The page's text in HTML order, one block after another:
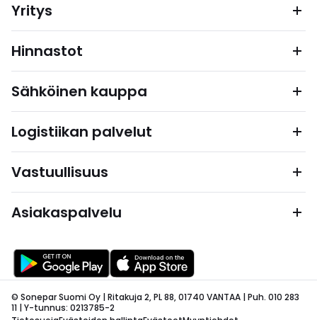
Yritys
Hinnastot
Sähköinen kauppa
Logistiikan palvelut
Vastuullisuus
Asiakaspalvelu
© Sonepar Suomi Oy | Ritakuja 2, PL 88, 01740 VANTAA | Puh. 010 283
11 | Y-tunnus: 0213785-2